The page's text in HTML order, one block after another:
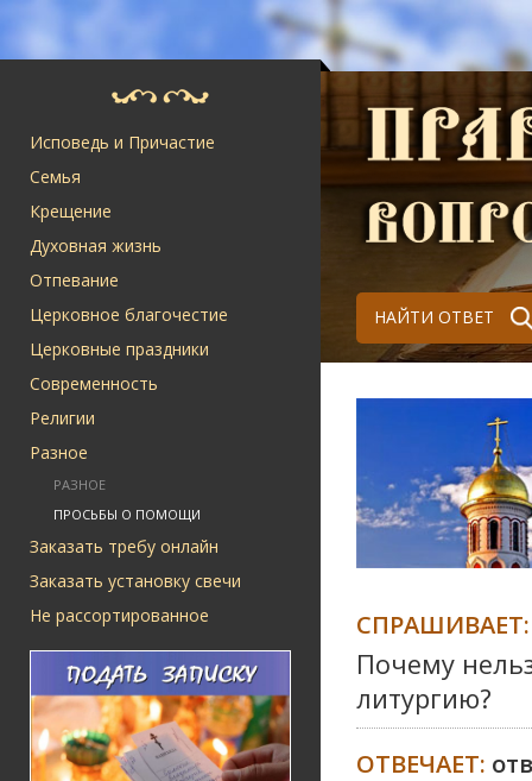
Исповедь и Причастие
Семья
Крещение
Духовная жизнь
Отпевание
Церковное благочестие
Церковные праздники
Современность
Религии
Разное
РАЗНОЕ
ПРОСЬБЫ О ПОМОЩИ
Заказать требу онлайн
Заказать установку свечи
Не рассортированное
НАЙТИ ОТВЕТ
СПРАШИВАЕТ:
Почему
литургию?
ОТВЕЧАЕТ: